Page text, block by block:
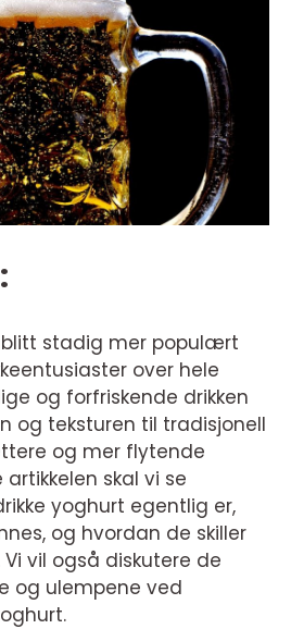
blitt stadig mer populært
over hele
og forfriskende drikken
og teksturen til tradisjonell
og mer flytende
artikkelen skal vi se
yoghurt egentlig er,
og hvordan de skiller
vil også diskutere de
og ulempene ved